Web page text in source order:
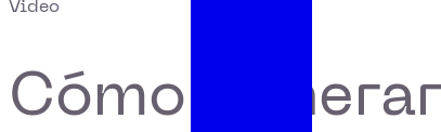
Video
Cómo